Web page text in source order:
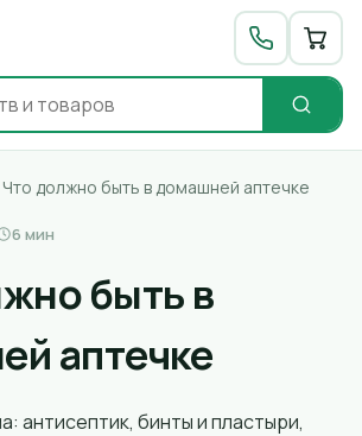
Что должно быть в домашней аптечке
6 мин
быть в
аптечке
антисептик, бинты и пластыри,